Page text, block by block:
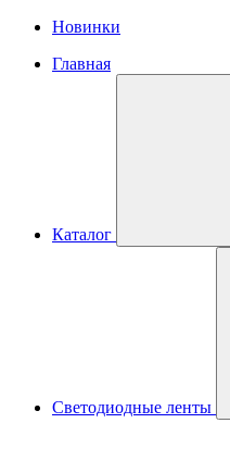
Новинки
Главная
Каталог
Светодиодные ленты